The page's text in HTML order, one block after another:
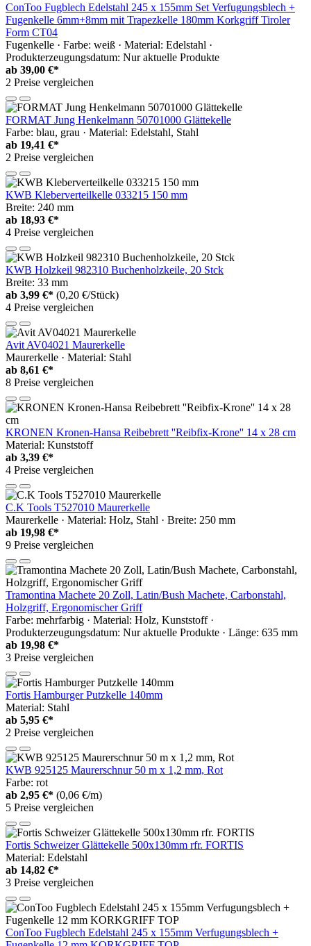
ConToo Fugblech Edelstahl 245 x 155mm Set Verfugungsblech +
Fugenkelle 6mm+8mm mit Trapezkelle 180mm Korkgriff Tiroler
Form CT04
Fugenkelle · Farbe: weiß · Material: Edelstahl ·
Produkterzeugungsdatum: Nur aktuelle Produkte
ab 39,00 €*
2 Preise vergleichen
FORMAT Jung Henkelmann 50701000 Glättekelle
Farbe: blau, grau · Material: Edelstahl, Stahl
ab 19,41 €*
2 Preise vergleichen
KWB Kleberverteilkelle 033215 150 mm
Breite: 240 mm
ab 18,93 €*
4 Preise vergleichen
KWB Holzkeil 982310 Buchenholzkeile, 20 Stck
Breite: 33 mm
ab 3,99 €* (0,20 €/Stück)
4 Preise vergleichen
Avit AV04021 Maurerkelle
Maurerkelle · Material: Stahl
ab 8,61 €*
8 Preise vergleichen
KRONEN Kronen-Hansa Reibebrett ''Reibfix-Krone'' 14 x 28 cm
Material: Kunststoff
ab 3,39 €*
4 Preise vergleichen
C.K Tools T527010 Maurerkelle
Maurerkelle · Material: Holz, Stahl · Breite: 250 mm
ab 19,98 €*
9 Preise vergleichen
Tramontina Machete 20 Zoll, Latin/Bush Machete, Carbonstahl,
Holzgriff, Ergonomischer Griff
Farbe: mehrfarbig · Material: Holz, Kunststoff ·
Produkterzeugungsdatum: Nur aktuelle Produkte · Länge: 635 mm
ab 19,98 €*
3 Preise vergleichen
Fortis Hamburger Putzkelle 140mm
Material: Stahl
ab 5,95 €*
2 Preise vergleichen
KWB 925125 Maurerschnur 50 m x 1,2 mm, Rot
Farbe: rot
ab 2,95 €* (0,06 €/m)
5 Preise vergleichen
Fortis Schweizer Glättekelle 500x130mm rfr. FORTIS
Material: Edelstahl
ab 14,82 €*
3 Preise vergleichen
ConToo Fugblech Edelstahl 245 x 155mm Verfugungsblech +